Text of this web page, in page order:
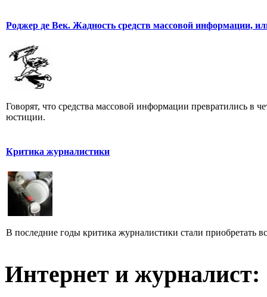
Роджер де Век. Жадность средств массовой информации,
Говорят, что средства массовой информации превратились в
юстиции.
Критика журналистики
В последние годы критика журналистики стали приобретать
Интернет и журналист: